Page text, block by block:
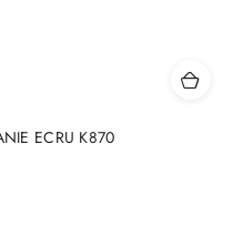
ECRU K870